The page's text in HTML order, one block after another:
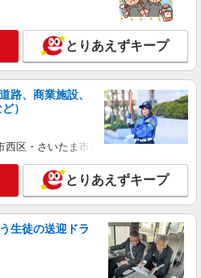
とりあえずキープ
路、商業施設、
）
西区・さいたま市岩槻区・久喜市・蓮田
とりあえずキープ
生徒の送迎ドラ